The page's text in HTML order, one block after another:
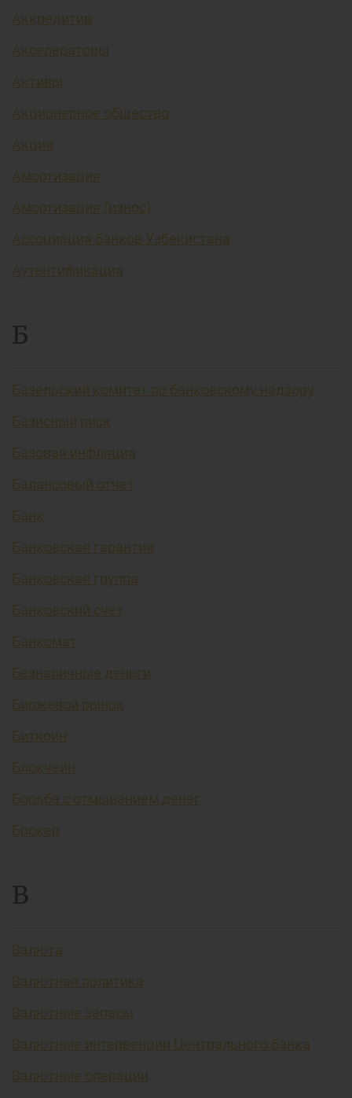
Аккредитив
Акселераторы
Активы
Акционерное общество
Акция
Амортизация
Амортизация (износ)
Ассоциация банков Узбекистана
Аутентификация
Б
Базельский комитет по банковскому надзору
Базисный риск
Базовая инфляция
Балансовый отчет
Банк
Банковская гарантия
Банковская группа
Банковский счет
Банкомат
Безналичные деньги
Биржевой рынок
Биткоин
Блокчейн
Борьба с отмыванием денег
Брокер
В
Валюта
Валютная политика
Валютные запасы
Валютные интервенции Центрального банка
Валютные операции